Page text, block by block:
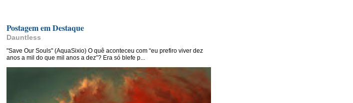
Postagem em Destaque
Dauntless
"Save Our Souls" (AquaSixio) O quê aconteceu com “eu prefiro viver dez
anos a mil do que mil anos a dez”? Era só blefe p...